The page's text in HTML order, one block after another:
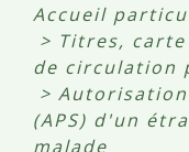
Accueil
> Titres,
de circulation
>
(APS) d'un
malade